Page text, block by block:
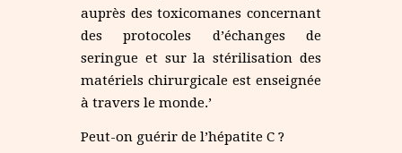
auprès des toxicomanes concernant
des protocoles d’échanges de
seringue et sur la stérilisation des
matériels chirurgicale est enseignée
à travers le monde.’
Peut-on guérir de l’hépatite C ?